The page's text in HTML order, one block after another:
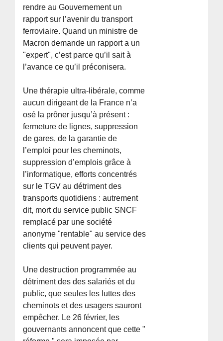
rendre au Gouvernement un
rapport sur l’avenir du transport
ferroviaire. Quand un ministre de
Macron demande un rapport a un
"expert", c’est parce qu’il sait à
l’avance ce qu’il préconisera.
Une thérapie ultra-libérale, comme
aucun dirigeant de la France n’a
osé la prôner jusqu’à présent :
fermeture de lignes, suppression
de gares, de la garantie de
l’emploi pour les cheminots,
suppression d’emplois grâce à
l’informatique, efforts concentrés
sur le TGV au détriment des
transports quotidiens : autrement
dit, mort du service public SNCF
remplacé par une société
anonyme "rentable" au service des
clients qui peuvent payer.
Une destruction programmée au
détriment des des salariés et du
public, que seules les luttes des
cheminots et des usagers sauront
empêcher. Le 26 février, les
gouvernants annoncent que cette "